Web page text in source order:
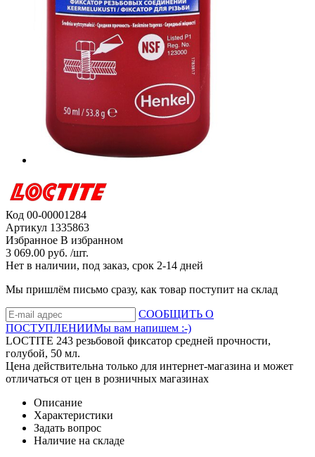
Код 00-00001284
Артикул 1335863
Избранное В избранном
3 069.00 руб. /шт.
Нет в наличии, под заказ, срок 2-14 дней
Мы пришлём письмо сразу, как товар поступит на склад
СООБЩИТЬ О
ПОСТУПЛЕНИИМы вам напишем :-)
LOCTITE 243 резьбовой фиксатор средней прочности,
голубой, 50 мл.
Цена действительна только для интернет-магазина и может
отличаться от цен в розничных магазинах
Описание
Характеристики
Задать вопрос
Наличие на складе